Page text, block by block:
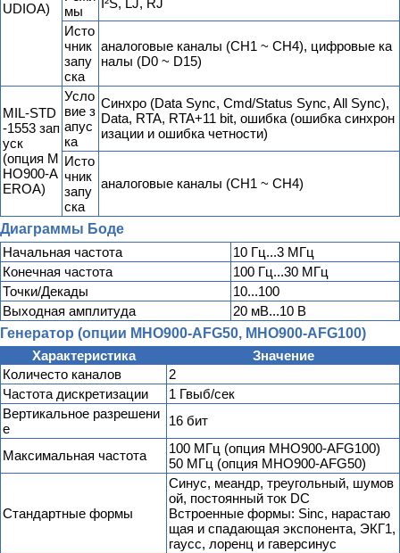
UDIOA)
мы
I²S, LJ, RJ
Исто
чник
запу
ска
аналоговые каналы (CH1 ~ CH4), цифровые ка
налы (D0 ~ D15)
MIL-STD
-1553 зап
уск
(опция M
HO900-A
EROA)
Усло
вие з
апус
ка
Синхро (Data Sync, Cmd/Status Sync, All Sync),
Data, RTA, RTA+11 bit, ошибка (ошибка синхрон
изации и ошибка четности)
Исто
чник
запу
ска
аналоговые каналы (CH1 ~ CH4)
Диаграммы Боде
Начальная частота
10 Гц...3 МГц
Конечная частота
100 Гц...30 МГц
Точки/Декады
10...100
Выходная амплитуда
20 мВ...10 В
Генератор (опции MHO900-AFG50, MHO900-AFG100)
Характеристика
Значение
Количесто каналов
2
Частота дискретизации
1 Гвыб/сек
Вертикальное разрешени
е
16 бит
Максимальная частота
100 МГц (опция MHO900-AFG100)
50 МГц (опция MHO900-AFG50)
Стандартные формы
Синус, меандр, треугольный, шумов
ой, постоянный ток DC
Встроенные формы: Sinc, нарастаю
щая и спадающая экспонента, ЭКГ1,
гаусс, лоренц и гаверсинус